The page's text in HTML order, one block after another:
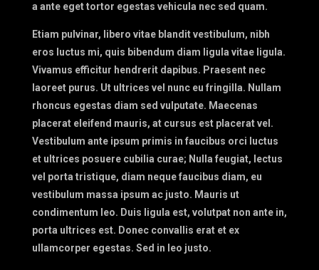
a ante eget tortor egestas vehicula nec sed quam.
Etiam pulvinar, libero vitae blandit vestibulum, nibh
eros luctus mi, quis bibendum diam ligula vitae ligula.
Vivamus efficitur hendrerit dapibus. Praesent nec
laoreet purus. Ut ultrices vel nunc eu fringilla. Nullam
rhoncus egestas diam sed vulputate. Maecenas
placerat eleifend mauris, at cursus est placerat vel.
Vestibulum ante ipsum primis in faucibus orci luctus
et ultrices posuere cubilia curae; Nulla feugiat, lectus
vel porta tristique, diam neque faucibus diam, eu
vestibulum massa ipsum ac justo. Mauris ut
condimentum leo. Duis ligula est, volutpat non ante in,
porta ultrices est. Donec convallis erat et ex
ullamcorper egestas. Sed in leo justo.